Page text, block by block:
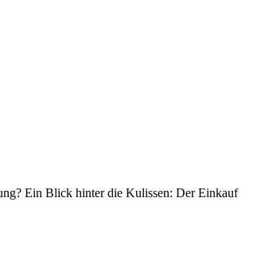
Ein Blick hinter die Kulissen: Der Einkauf